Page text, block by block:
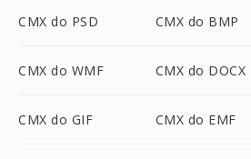
CMX do PSD CMX do BMP
CMX do WMF CMX do DOCX
CMX do GIF CMX do EMF